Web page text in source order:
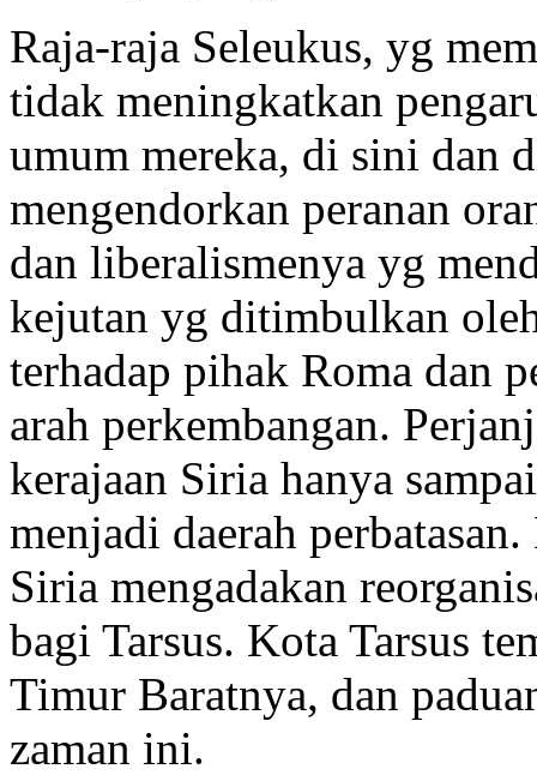
Raja-raja Seleukus, yg
tidak meningkatkan
umum mereka, di sini dan
mengendorkan peranan
dan liberalismenya yg
kejutan yg ditimbulkan
terhadap pihak Roma dan
arah perkembangan.
kerajaan Siria hanya
menjadi daerah
Siria mengadakan
bagi Tarsus. Kota Tarsus
Timur Baratnya, dan
zaman ini.